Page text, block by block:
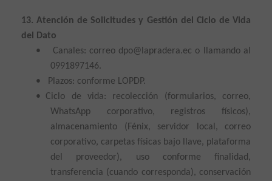
13. Atención de Solicitudes y Gestión del Ciclo de Vida
del Dato
•
Canales: correo dpo@lapradera.ec o llamando al
0991897146.
•
Plazos: conforme LOPDP.
•
Ciclo de vida: recolección (formularios, correo,
WhatsApp corporativo, registros físicos),
almacenamiento (Fénix, servidor local, correo
corporativo, carpetas físicas bajo llave, plataforma
del proveedor), uso conforme finalidad,
transferencia (cuando corresponda), conservación